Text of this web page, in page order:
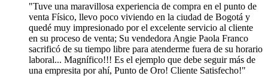
"Tuve una maravillosa experiencia de compra en el punto de
venta Físico, llevo poco viviendo en la ciudad de Bogotá y
quedé muy impresionado por el excelente servicio al cliente
en su proceso de venta; Su vendedora Angie Paola Franco
sacrificó de su tiempo libre para atenderme fuera de su horario
laboral... Magnífico!!! Es el ejemplo que debe seguir más de
una empresita por ahí, Punto de Oro! Cliente Satisfecho!"